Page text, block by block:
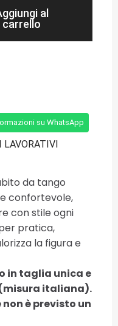
al
carrello
su WhatsApp
LAVORATIVI
da tango
confortevole,
con stile ogni
pratica,
la figura e
in taglia unica e
italiana).
è previsto un